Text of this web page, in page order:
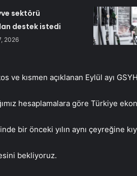
sektörü
destek istedi
2026
ve kısmen açıklanan Eylül ayı GSYH
hesaplamalara göre Türkiye
bir önceki yılın aynı çeyreğine
bekliyoruz.